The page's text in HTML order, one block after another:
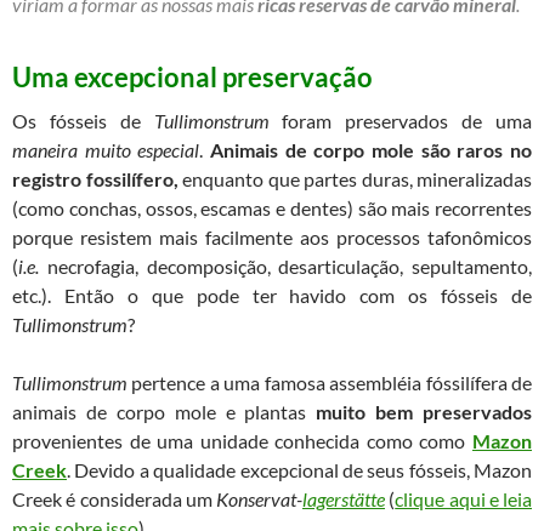
Uma excepcional preservação
Os fósseis de Tullimonstrum foram preservados de uma
maneira muito especial.Animais de corpo mole são raros no
registro fossilífero, enquanto que partes duras, mineralizadas
(como conchas, ossos, escamas e dentes) são mais recorrentes
porque resistem mais facilmente aos processos tafonômicos
(i.e. necrofagia, decomposição, desarticulação, sepultamento,
etc.). Então o que pode ter havido com os fósseis de
Tullimonstrum?
Tullimonstrum pertence a uma famosa assembléia fóssilífera de
animais de corpo mole e plantas muito bem preservados
provenientes de uma unidade conhecida como como Mazon
Creek. Devido a qualidade excepcional de seus fósseis, Mazon
Creek é considerada um Konservat-lagerstätte (clique aqui e leia